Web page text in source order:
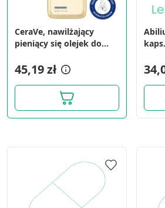
CeraVe, nawilżający
pieniący się olejek do
45,19 zł
Abilium,